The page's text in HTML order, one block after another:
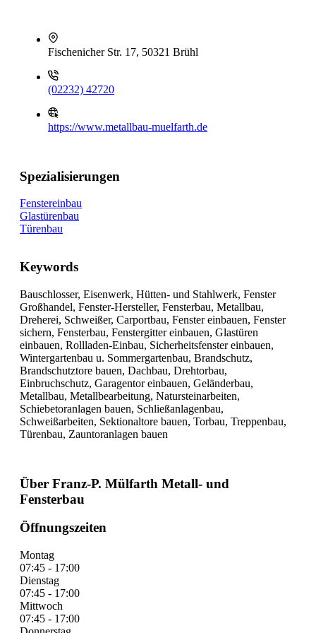
Fischenicher Str. 17, 50321 Brühl
(02232) 42720
https://www.metallbau-muelfarth.de
Spezialisierungen
Fenstereinbau
Glastürenbau
Türenbau
Keywords
Bauschlosser, Eisenwerk, Hütten- und Stahlwerk, Fenster
Großhandel, Fenster-Hersteller, Fensterbau, Metallbau,
Dreherei, Schweißer, Carportbau, Fenster einbauen, Fenster
sichern, Fensterbau, Fenstergitter einbauen, Glastüren
einbauen, Rollladen-Einbau, Sicherheitsfenster einbauen,
Wintergartenbau u. Sommergartenbau, Brandschutz,
Brandschutztore bauen, Dachbau, Drehtorbau,
Einbruchschutz, Garagentor einbauen, Geländerbau,
Metallbau, Metallbearbeitung, Natursteinarbeiten,
Schiebetoranlagen bauen, Schließanlagenbau,
Schweißarbeiten, Sektionaltore bauen, Torbau, Treppenbau,
Türenbau, Zauntoranlagen bauen
Über Franz-P. Mülfarth Metall- und
Fensterbau
Öffnungszeiten
Montag
07:45 - 17:00
Dienstag
07:45 - 17:00
Mittwoch
07:45 - 17:00